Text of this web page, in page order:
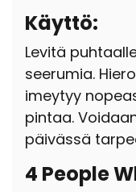
Käyttö:
Levitä
seerumia.
imeytyy
pintaa.
päivässä
4 People